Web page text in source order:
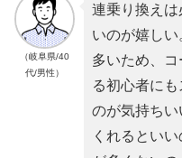
（岐阜県/40
代/男性）
連乗り換え
いのが嬉し
多いため、
る初心者に
のが気持ち
くれるとい